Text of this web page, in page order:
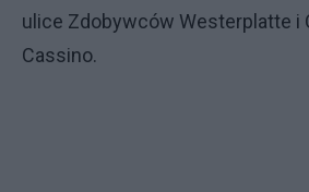
ulice Zdobywców Westerplatte i
Cassino.